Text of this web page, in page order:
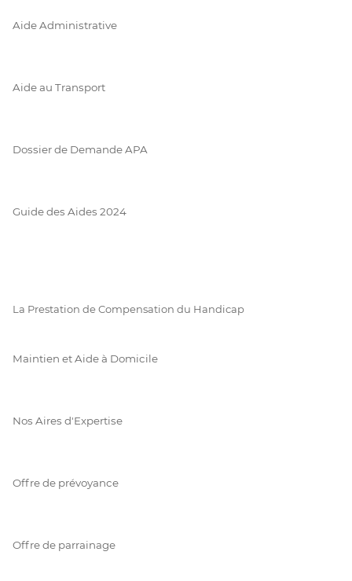
Aide Administrative
Aide au Transport
Dossier de Demande APA
Guide des Aides 2024
La Prestation de Compensation du Handicap
Maintien et Aide à Domicile
Nos Aires d'Expertise
Offre de prévoyance
Offre de parrainage